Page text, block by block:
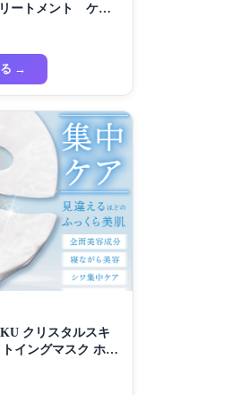
ートメント ケラ
→
クリスタルスキ
イングマスク ホワ
湿 ホワイトニング
ーサロン監修者 シ